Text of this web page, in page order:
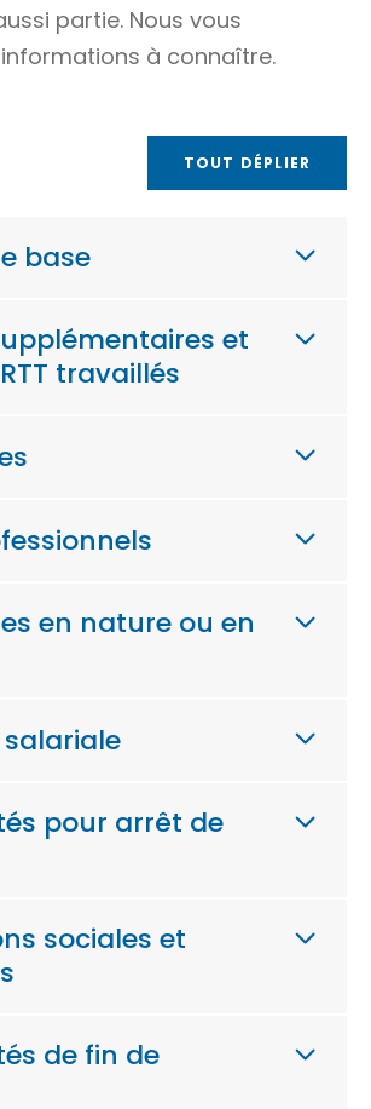
partie. Nous vous
à connaître.
TOUT DÉPLIER
base
et
travaillés
en nature ou en
pour arrêt de
sociales et
de fin de